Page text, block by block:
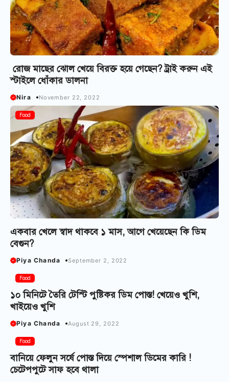
রোজ মাছের ঝোল খেয়ে বিরক্ত হয়ে গেছেন? ট্রাই করুন এই
স্টাইলে ধোঁকার ডালনা
Nira November 22, 2022
Food
একবার খেলে স্বাদ থাকবে ১ মাস, আগে খেয়েছেন কি ডিম
বেগুন?
Piya Chanda September 2, 2022
Food
১০ মিনিটে তৈরি টেস্টি পুষ্টিকর ডিম পোস্ত! খেয়েও খুশি,
খাইয়েও খুশি
Piya Chanda August 29, 2022
Food
বানিয়ে ফেলুন ‌সর্ষে পোস্ত দিয়ে স্পেশাল ডিমের কারি !
চেটেপপুটে সাফ হবে থালা